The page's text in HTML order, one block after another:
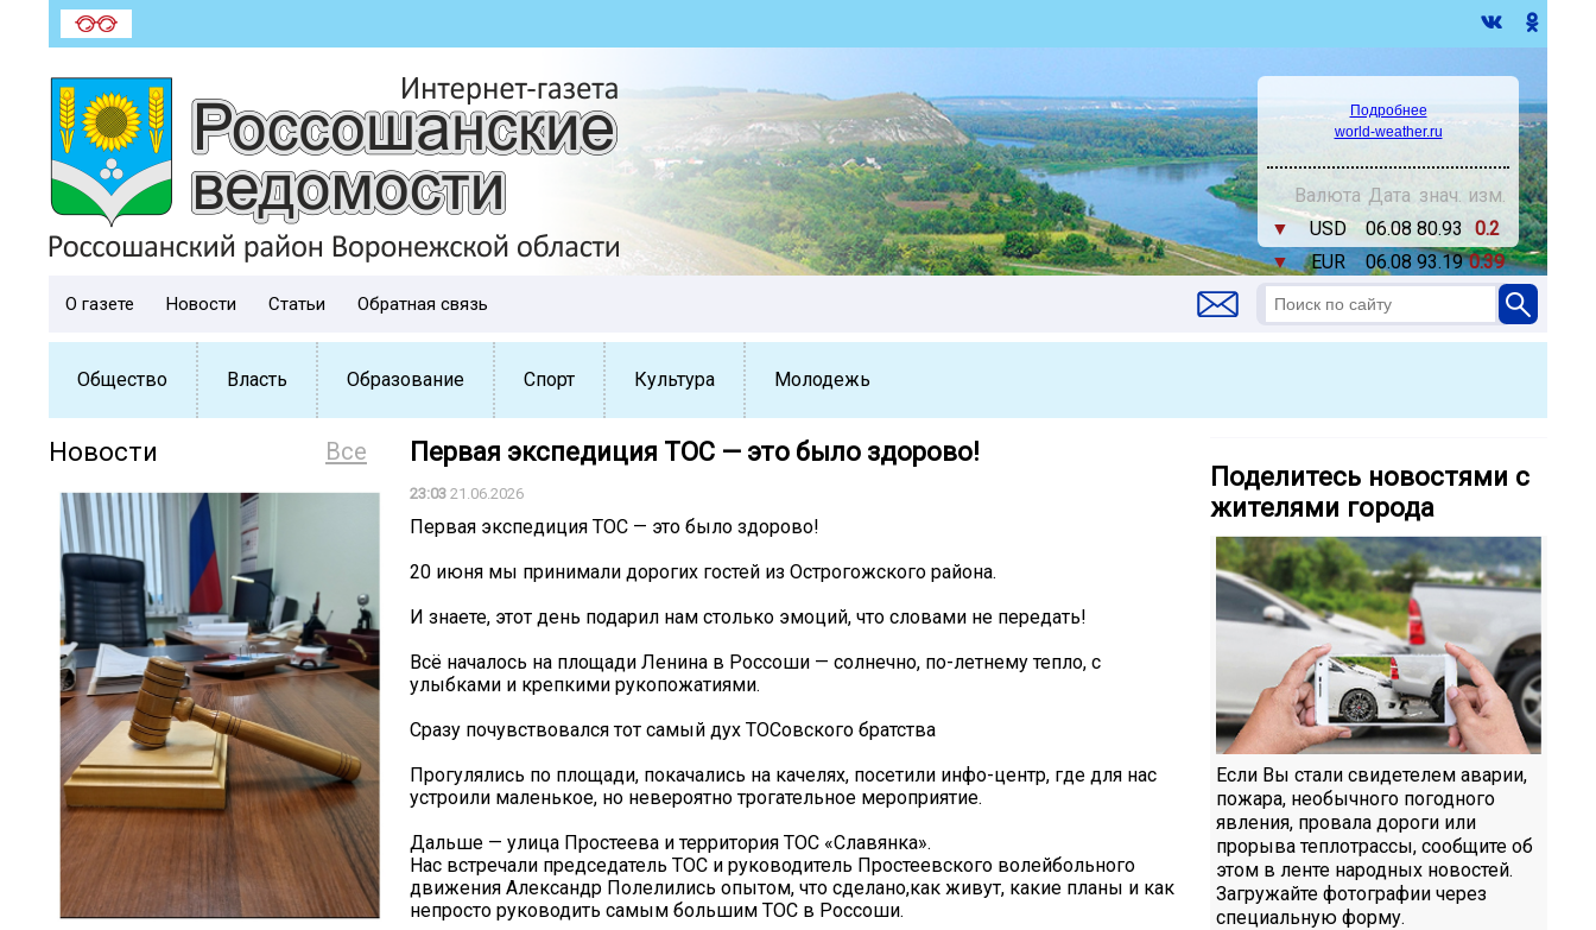
Подробнее
world-weather.ru
Валюта Дата знач. изм.
▼
USD 06.08 80.93 0.2
▼
EUR 06.08 93.19 0.39
О газете Новости Статьи Обратная связь
Общество Власть Образование Спорт Культура Молодежь
Все
Новости Первая экспедиция ТОС — это было здорово!
23:03 21.06.2026
Первая экспедиция ТОС — это было здорово!
20 июня мы принимали дорогих гостей из Острогожского района.
И знаете, этот день подарил нам столько эмоций, что словами не передать!
Всё началось на площади Ленина в Россоши — солнечно, по-летнему тепло, с
улыбками и крепкими рукопожатиями.
Сразу почувствовался тот самый дух ТОСовского братства
Прогулялись по площади, покачались на качелях, посетили инфо-центр, где для нас
устроили маленькое, но невероятно трогательное мероприятие.
Дальше — улица Простеева и территория ТОС «Славянка».
Нас встречали председатель ТОС и руководитель Простеевского волейбольного
движения Александр Полелились опытом, что сделано,как живут, какие планы и как
непросто руководить самым большим ТОС в Россоши.
Поделитесь новостями с
жителями города
Если Вы стали свидетелем аварии,
пожара, необычного погодного
явления, провала дороги или
прорыва теплотрассы, сообщите об
этом в ленте народных новостей.
Загружайте фотографии через
специальную форму.